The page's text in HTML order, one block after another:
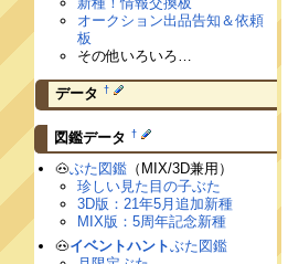
オークション出品告知＆依頼
板
その他いろいろ…
データ †
図鑑データ †
🐽ぶた図鑑 （MIX/3D兼用）
珍しい見た目の子ぶた
3D版：21年5月追加新種
MIX版：5周年記念新種
🐽イベントハントぶた図鑑